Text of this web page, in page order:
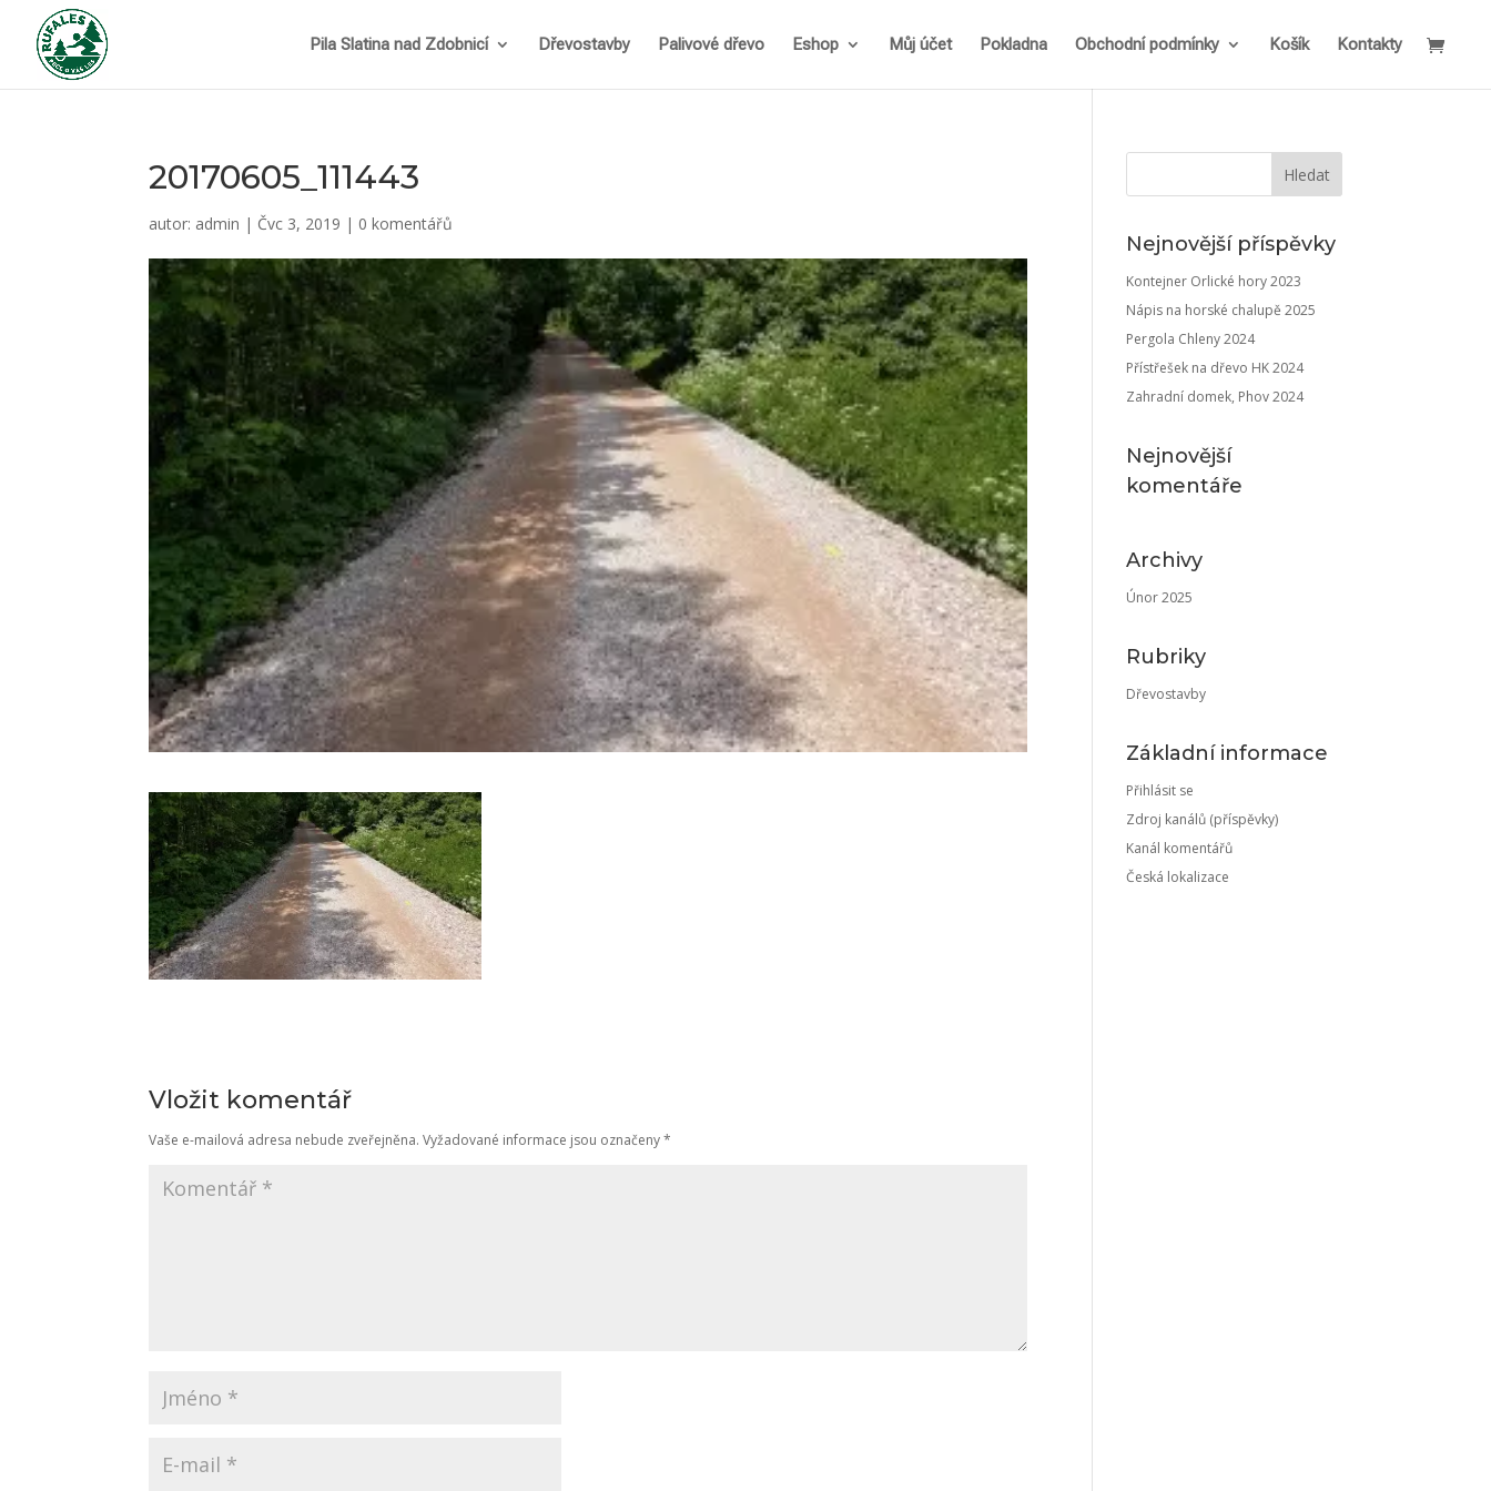
Pila Slatina nad Zdobnicí Dřevostavby Palivové dřevo Eshop Můj účet Pokladna Obchodní podmínky Košík Kontakty
20170605_111443
autor: admin | Čvc 3, 2019 | 0 komentářů
Vložit komentář
Vaše e-mailová adresa nebude zveřejněna. Vyžadované informace jsou označeny*
Nejnovější příspěvky
Kontejner Orlické hory 2023
Nápis na horské chalupě 2025
Pergola Chleny 2024
Přístřešek na dřevo HK 2024
Zahradní domek, Phov 2024
Nejnovější
komentáře
Archivy
Únor 2025
Rubriky
Dřevostavby
Základní informace
Přihlásit se
Zdroj kanálů (příspěvky)
Kanál komentářů
Česká lokalizace